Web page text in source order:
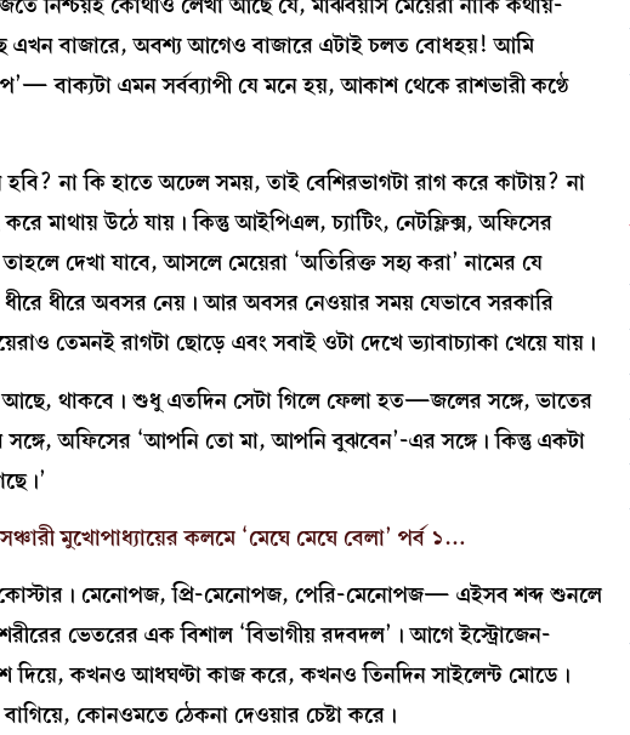
এখন বাজারে, অবশ্য আগেও বাজারে এটাই চলত বোধহয়! আমি
বাক্যটা এমন সর্বব্যাপী যে মনে হয়, আকাশ থেকে রাশভারী কণ্ঠে
না কি হাতে অঢেল সময়, তাই বেশিরভাগটা রাগ করে কাটায়? না
উঠে যায়। কিন্তু আইপিএল, চ্যাটিং, নেটফ্লিক্স, অফিসের
দেখা যাবে, আসলে মেয়েরা ‘অতিরিক্ত সহ্য করা’ নামের যে
ধীরে অবসর নেয়। আর অবসর নেওয়ার সময় যেভাবে সরকারি
তেমনই রাগটা ছোড়ে এবং সবাই ওটা দেখে ভ্যাবাচ্যাকা খেয়ে যায়।
আছে, থাকবে। শুধু এতদিন সেটা গিলে ফেলা হত—জলের সঙ্গে, ভাতের
সঙ্গে, অফিসের ‘আপনি তো মা, আপনি বুঝবেন’-এর সঙ্গে। কিন্তু একটা
মুখোপাধ্যায়ের কলমে ‘মেঘে মেঘে বেলা’ পর্ব ১…
মেনোপজ, প্রি-মেনোপজ, পেরি-মেনোপজ— এইসব শব্দ শুনলে
ভেতরের এক বিশাল ‘বিভাগীয় রদবদল’। আগে ইস্ট্রোজেন-
দিয়ে, কখনও আধঘণ্টা কাজ করে, কখনও তিনদিন সাইলেন্ট মোডে।
কোনওমতে ঠেকনা দেওয়ার চেষ্টা করে।